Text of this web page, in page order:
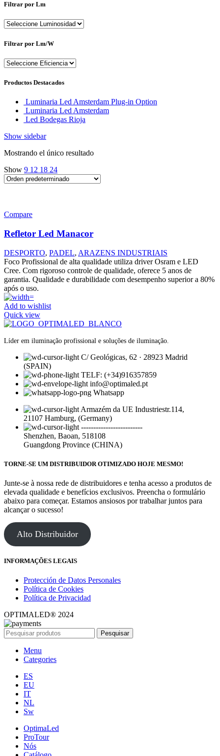
Filtrar por Lm
Filtrar por Lm/W
Productos Destacados
Luminaria Led Amsterdam Plug-in Option
Luminaria Led Amsterdam
Led Bodegas Rioja
Show sidebar
Mostrando el único resultado
Show 9 12 18 24
Compare
Refletor Led Manacor
DESPORTO, PADEL, ARAZENS INDUSTRIAIS
Foco Profissional de alta qualidade utiliza driver Osram e LED
Cree. Com rigoroso controle de qualidade, oferece 5 anos de
garantia. Qualidade e durabilidade com desempenho superior a 80%
após o uso.
Add to wishlist
Quick view
Líder em iluminação profissional e soluções de iluminação.
C/ Geológicas, 62 · 28923 Madrid
(SPAIN)
TELF: (+34)916357859
info@optimaled.pt
Whatsapp
Armazém da UE Industriestr.114,
21107 Hamburg, (Germany)
-------------------------
Shenzhen, Baoan, 518108
Guangdong Province (CHINA)
TORNE-SE UM DISTRIBUIDOR OTIMIZADO HOJE MESMO!
Junte-se à nossa rede de distribuidores e tenha acesso a produtos de
elevada qualidade e benefícios exclusivos. Preencha o formulário
abaixo para começar. Estamos ansiosos por trabalhar juntos para
alcançar o sucesso!
Alto Distribuidor
INFORMAÇÕES LEGAIS
Protección de Datos Personales
Política de Cookies
Política de Privacidad
OPTIMALED® 2024
Pesquisar
Menu
Categories
ES
EU
IT
NL
Sw
OptimaLed
ProTour
Nós